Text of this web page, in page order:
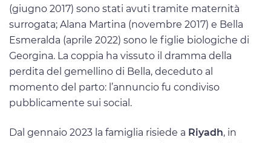
(giugno 2017) sono stati avuti tramite maternità
surrogata; Alana Martina (novembre 2017) e Bella
Esmeralda (aprile 2022) sono le figlie biologiche di
Georgina. La coppia ha vissuto il dramma della
perdita del gemellino di Bella, deceduto al
momento del parto: l’annuncio fu condiviso
pubblicamente sui social.
Dal gennaio 2023 la famiglia risiede a Riyadh, in